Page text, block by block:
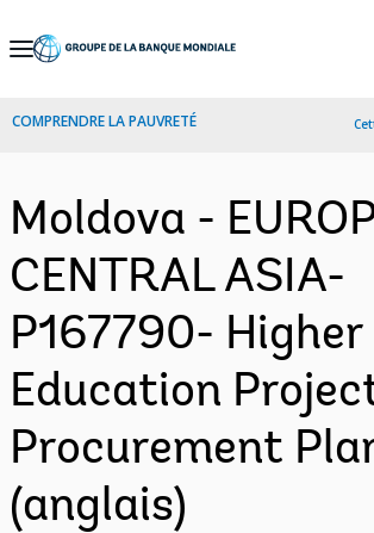
Skip
Navigation
COMPRENDRE LA PAUVRETÉ
Moldova -
CENTRAL ASIA-
P167790- Higher
Education
Procurement
(anglais)